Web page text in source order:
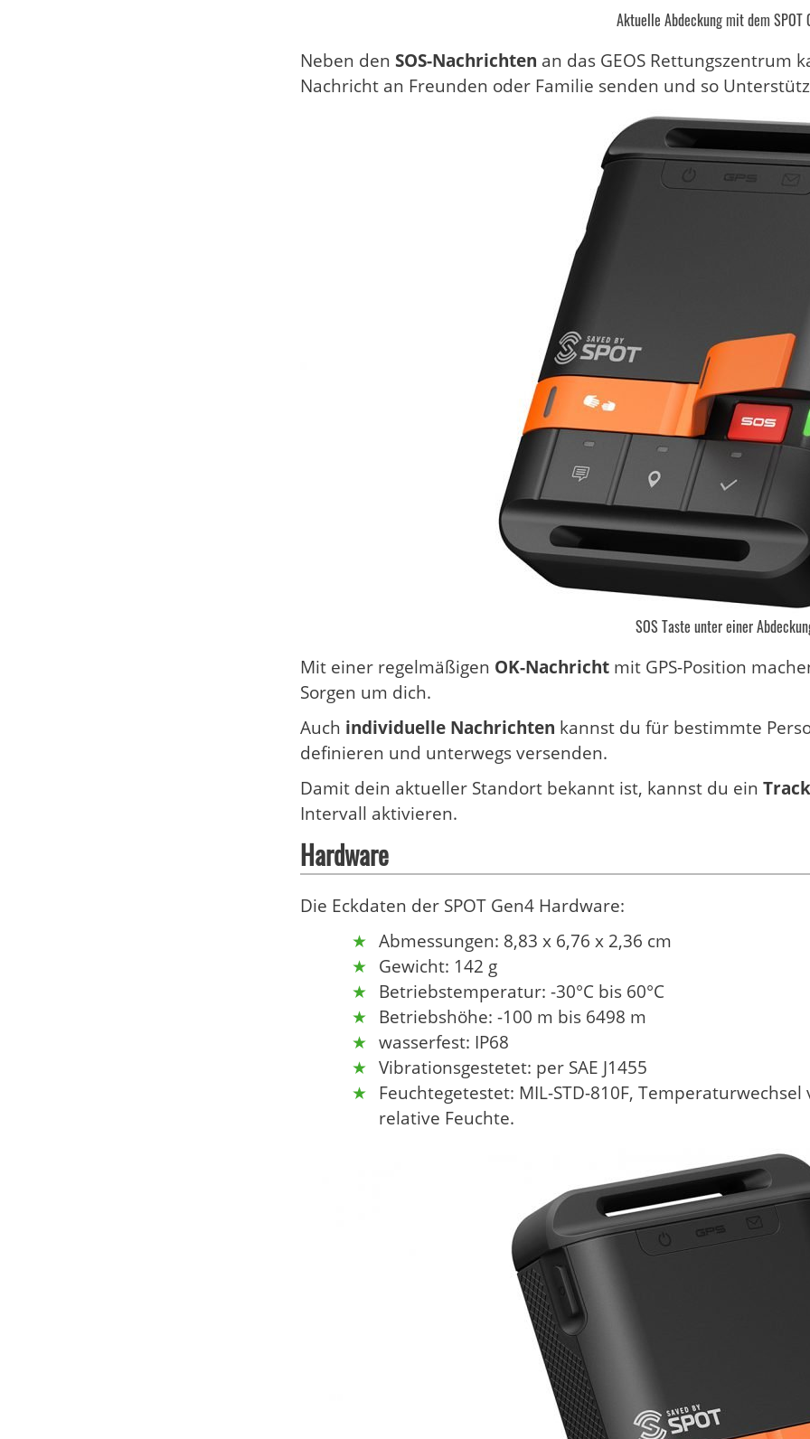
Aktuelle Abdeckung mit dem SPOT
Neben den SOS-Nachrichten an das GEOS Rettungszentrum
Nachricht an Freunden oder Familie senden und so
SOS Taste unter einer
Mit einer regelmäßigen OK-Nachricht mit GPS-Position
Sorgen um dich.
Auch individuelle Nachrichten kannst du für bestimmte
definieren und unterwegs versenden.
Damit dein aktueller Standort bekannt ist, kannst du ein
Intervall aktivieren.
Hardware
Die Eckdaten der SPOT Gen4 Hardware:
Abmessungen: 8,83 x 6,76 x 2,36 cm
Gewicht: 142 g
Betriebstemperatur: -30°C bis 60°C
Betriebshöhe: -100 m bis 6498 m
wasserfest: IP68
Vibrationsgestetet: per SAE J1455
Feuchtegetestet: MIL-STD-810F, Temperaturwechsel
relative Feuchte.